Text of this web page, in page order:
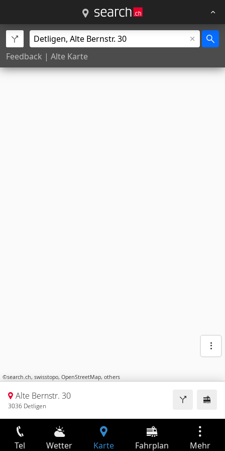
Feedback | Alte Karte
©search.ch, swisstopo, OpenStreetMap, others
Alte Bernstr. 30
3036 Detligen
Tel Wetter Karte Fahrplan Mehr